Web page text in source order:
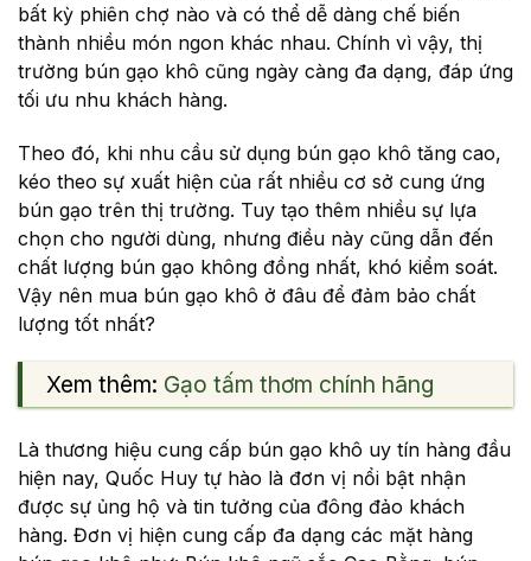
bất kỳ phiên chợ nào và có thể dễ dàng chế biến
thành nhiều món ngon khác nhau. Chính vì vậy, thị
trường bún gạo khô cũng ngày càng đa dạng, đáp ứng
tối ưu nhu khách hàng.
Theo đó, khi nhu cầu sử dụng bún gạo khô tăng cao,
kéo theo sự xuất hiện của rất nhiều cơ sở cung ứng
bún gạo trên thị trường. Tuy tạo thêm nhiều sự lựa
chọn cho người dùng, nhưng điều này cũng dẫn đến
chất lượng bún gạo không đồng nhất, khó kiểm soát.
Vậy nên mua bún gạo khô ở đâu để đảm bảo chất
lượng tốt nhất?
Xem thêm: Gạo tấm thơm chính hãng
Là thương hiệu cung cấp bún gạo khô uy tín hàng đầu
hiện nay, Quốc Huy tự hào là đơn vị nổi bật nhận
được sự ủng hộ và tin tưởng của đông đảo khách
hàng. Đơn vị hiện cung cấp đa dạng các mặt hàng